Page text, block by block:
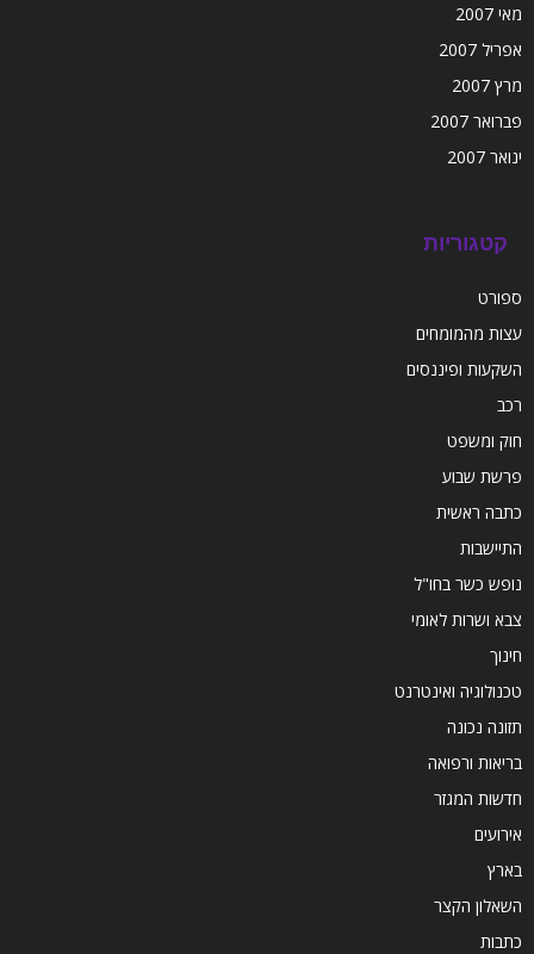
מאי 2007
אפריל 2007
מרץ 2007
פברואר 2007
ינואר 2007
קטגוריות
ספורט
עצות מהמומחים
השקעות ופיננסים
רכב
חוק ומשפט
פרשת שבוע
כתבה ראשית
התיישבות
נופש כשר בחו"ל
צבא ושרות לאומי
חינוך
טכנולוגיה ואינטרנט
תזונה נכונה
בריאות ורפואה
חדשות המגזר
אירועים
בארץ
השאלון הקצר
כתבות